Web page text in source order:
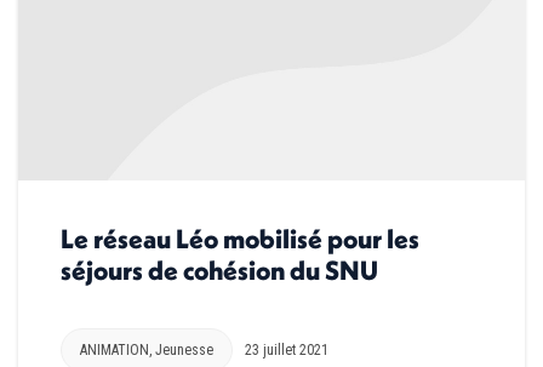
Le réseau Léo mobilisé pour les
séjours de cohésion du SNU
ANIMATION , Jeunesse 23 juillet 2021